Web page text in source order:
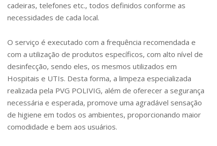
cadeiras, telefones etc., todos definidos conforme as
necessidades de cada local.
O serviço é executado com a frequência recomendada e
com a utilização de produtos específicos, com alto nível de
desinfecção, sendo eles, os mesmos utilizados em
Hospitais e UTIs. Desta forma, a limpeza especializada
realizada pela PVG POLIVIG, além de oferecer a segurança
necessária e esperada, promove uma agradável sensação
de higiene em todos os ambientes, proporcionando maior
comodidade e bem aos usuários.